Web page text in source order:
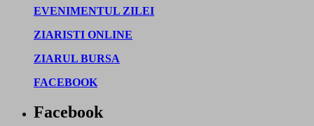
EVENIMENTUL ZILEI
ZIARISTI ONLINE
ZIARUL BURSA
FACEBOOK
Facebook